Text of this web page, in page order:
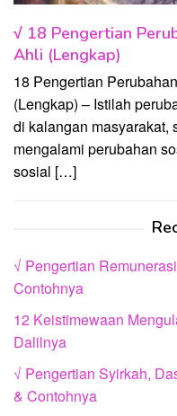
√ 18 Pengertian
Ahli (Lengkap)
18 Pengertian
(Lengkap) – Istilah
di kalangan masyarakat,
mengalami perubahan
sosial […]
√ Pengertian
Contohnya
12 Keistimewaan
Dalilnya
√ Pengertian Syirkah,
& Contohnya